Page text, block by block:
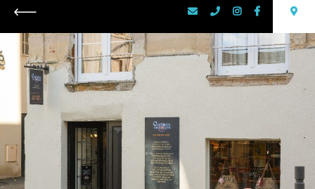
Retour